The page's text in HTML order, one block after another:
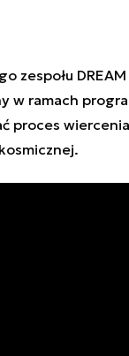
zespołu
w ramach
proces